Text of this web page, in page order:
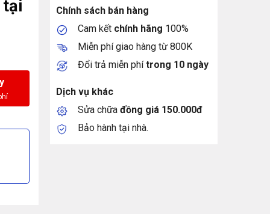
tại
Chính sách bán hàng
Cam kết chính hãng 100%
Miễn phí giao hàng từ 800K
Đổi trả miễn phítrong 10 ngày
Dịch vụ khác
Sửa chữađồng giá 150.000đ
Bảo hành tại nhà.